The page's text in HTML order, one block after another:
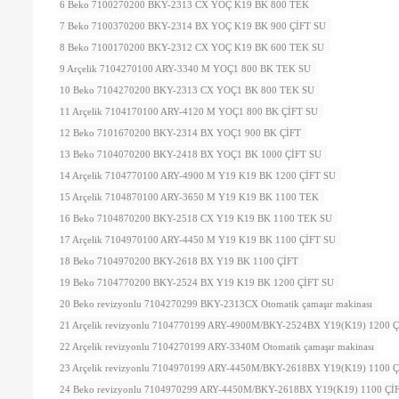
6 Beko 7100270200 BKY-2313 CX YOÇ K19 BK 800 TEK
7 Beko 7100370200 BKY-2314 BX YOÇ K19 BK 900 ÇİFT SU
8 Beko 7100170200 BKY-2312 CX YOÇ K19 BK 600 TEK SU
9 Arçelik 7104270100 ARY-3340 M YOÇ1 800 BK TEK SU
10 Beko 7104270200 BKY-2313 CX YOÇ1 BK 800 TEK SU
11 Arçelik 7104170100 ARY-4120 M YOÇ1 800 BK ÇİFT SU
12 Beko 7101670200 BKY-2314 BX YOÇ1 900 BK ÇİFT
13 Beko 7104070200 BKY-2418 BX YOÇ1 BK 1000 ÇİFT SU
14 Arçelik 7104770100 ARY-4900 M Y19 K19 BK 1200 ÇİFT SU
15 Arçelik 7104870100 ARY-3650 M Y19 K19 BK 1100 TEK
16 Beko 7104870200 BKY-2518 CX Y19 K19 BK 1100 TEK SU
17 Arçelik 7104970100 ARY-4450 M Y19 K19 BK 1100 ÇİFT SU
18 Beko 7104970200 BKY-2618 BX Y19 BK 1100 ÇİFT
19 Beko 7104770200 BKY-2524 BX Y19 K19 BK 1200 ÇİFT SU
20 Beko revizyonlu 7104270299 BKY-2313CX Otomatik çamaşır makinası
21 Arçelik revizyonlu 7104770199 ARY-4900M/BKY-2524BX Y19(K19) 1200
22 Arçelik revizyonlu 7104270199 ARY-3340M Otomatik çamaşır makinası
23 Arçelik revizyonlu 7104970199 ARY-4450M/BKY-2618BX Y19(K19) 1100
24 Beko revizyonlu 7104970299 ARY-4450M/BKY-2618BX Y19(K19) 1100